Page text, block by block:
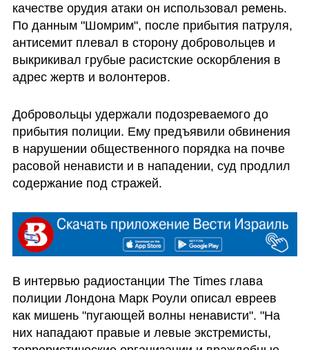
качестве орудия атаки он использовал ремень.
По данным "Шомрим", после прибытия патруля,
антисемит плевал в сторону добровольцев и
выкрикивал грубые расистские оскорбления в
адрес жертв и волонтеров.
Добровольцы удержали подозреваемого до
прибытия полиции. Ему предъявили обвинения
в нарушении общественного порядка на почве
расовой ненависти и в нападении, суд продлил
содержание под стражей.
В интервью радиостанции The Times глава
полиции Лондона Марк Роули описал евреев
как мишень "пугающей волны ненависти". "На
них нападают правые и левые экстремисты,